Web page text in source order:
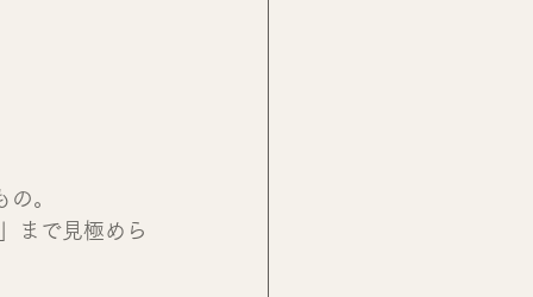
。
まで見極めら